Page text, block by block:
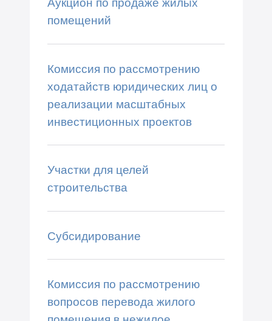
Аукцион по продаже жилых
помещений
Комиссия по рассмотрению
ходатайств юридических лиц о
реализации масштабных
инвестиционных проектов
Участки для целей
строительства
Субсидирование
Комиссия по рассмотрению
вопросов перевода жилого